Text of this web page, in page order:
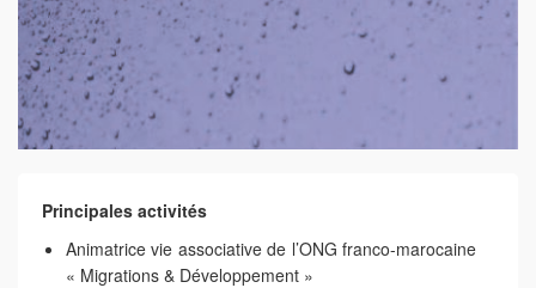
Principales activités
Animatrice vie associative de l’ONG franco-marocaine
« Migrations & Développement »